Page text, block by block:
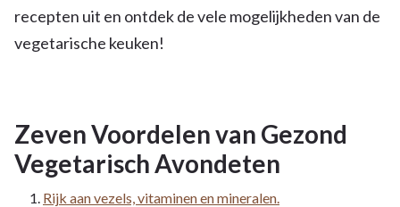
recepten uit en ontdek de vele mogelijkheden van de
vegetarische keuken!
Zeven Voordelen van Gezond
Vegetarisch Avondeten
Rijk aan vezels, vitaminen en mineralen.